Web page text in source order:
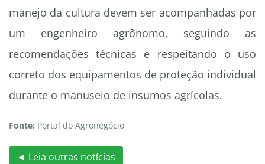
manejo da cultura devem ser acompanhadas por
um engenheiro agrônomo, seguindo as
recomendações técnicas e respeitando o uso
correto dos equipamentos de proteção individual
durante o manuseio de insumos agrícolas.
Fonte: Portal do Agronegócio
◄ Leia outras notícias